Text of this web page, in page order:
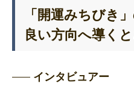
「開運みちびき
良い方向へ導く
インタビュアー